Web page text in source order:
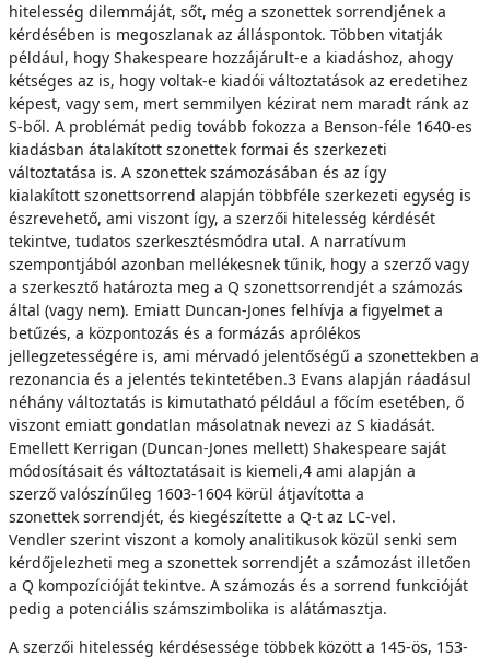
hitelesség dilemmáját, sőt, még a szonettek sorrendjének a
kérdésében is megoszlanak az álláspontok. Többen vitatják
például, hogy Shakespeare hozzájárult-e a kiadáshoz, ahogy
kétséges az is, hogy voltak-e kiadói változtatások az eredetihez
képest, vagy sem, mert semmilyen kézirat nem maradt ránk az
S-ből. A problémát pedig tovább fokozza a Benson-féle 1640-es
kiadásban átalakított szonettek formai és szerkezeti
változtatása is. A szonettek számozásában és az így
kialakított szonettsorrend alapján többféle szerkezeti egység is
észrevehető, ami viszont így, a szerzői hitelesség kérdését
tekintve, tudatos szerkesztésmódra utal. A narratívum
szempontjából azonban mellékesnek tűnik, hogy a szerző vagy
a szerkesztő határozta meg a Q szonettsorrendjét a számozás
által (vagy nem). Emiatt Duncan-Jones felhívja a figyelmet a
betűzés, a központozás és a formázás aprólékos
jellegzetességére is, ami mérvadó jelentőségű a szonettekben a
rezonancia és a jelentés tekintetében.3 Evans alapján ráadásul
néhány változtatás is kimutatható például a főcím esetében, ő
viszont emiatt gondatlan másolatnak nevezi az S kiadását.
Emellett Kerrigan (Duncan-Jones mellett) Shakespeare saját
módosításait és változtatásait is kiemeli,4 ami alapján a
szerző valószínűleg 1603-1604 körül átjavította a
szonettek sorrendjét, és kiegészítette a Q-t az LC-vel.
Vendler szerint viszont a komoly analitikusok közül senki sem
kérdőjelezheti meg a szonettek sorrendjét a számozást illetően
a Q kompozícióját tekintve. A számozás és a sorrend funkcióját
pedig a potenciális számszimbolika is alátámasztja.
A szerzői hitelesség kérdésessége többek között a 145-ös, 153-